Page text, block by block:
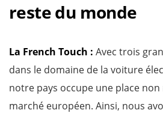
reste du monde
La French Touch : Avec trois
dans le domaine de la voiture
notre pays occupe une place
marché européen. Ainsi, nous